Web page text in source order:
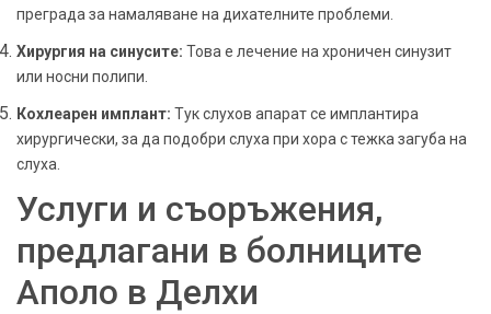
преграда за намаляване на дихателните проблеми.
Хирургия на синусите: Това е лечение на хроничен синузит
или носни полипи.
Кохлеарен имплант: Тук слухов апарат се имплантира
хирургически, за да подобри слуха при хора с тежка загуба на
слуха.
Услуги и съоръжения,
предлагани в болниците
Аполо в Делхи